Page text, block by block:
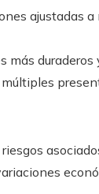
ajustadas
más